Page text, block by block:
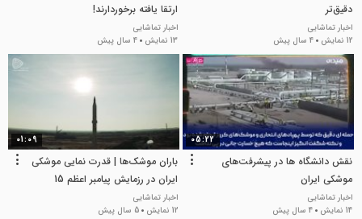
دقیق‌تر
اخبار تماشایی
12 نمایش
4 سال پیش
ارتقا یافته برخوردارند!
اخبار تماشایی
13 نمایش
4 سال پیش
05:22
نقش دانشگاه ها در پیشرفت‌های
موشکی ایران
اخبار تماشایی
14 نمایش
4 سال پیش
01:09
باران موشک‌ها | قدرت نمایی موشکی
ایران در رزمایش پیامبر اعظم 15
اخبار تماشایی
12 نمایش
5 سال پیش